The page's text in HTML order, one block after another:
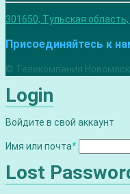
301650, Тульская
Присоединяйтесь к
© Телекомпания
Login
Войдите в свой аккаунт
Имя или почта*
Lost